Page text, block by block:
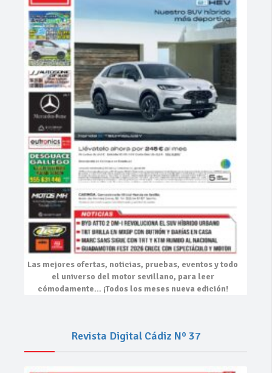
Las mejores ofertas, noticias, pruebas, eventosy todo
el universo del motor sevillano, para leer
cómodamente… ¡Todos los meses nueva edición!
Revista Digital Cádiz Nº 37